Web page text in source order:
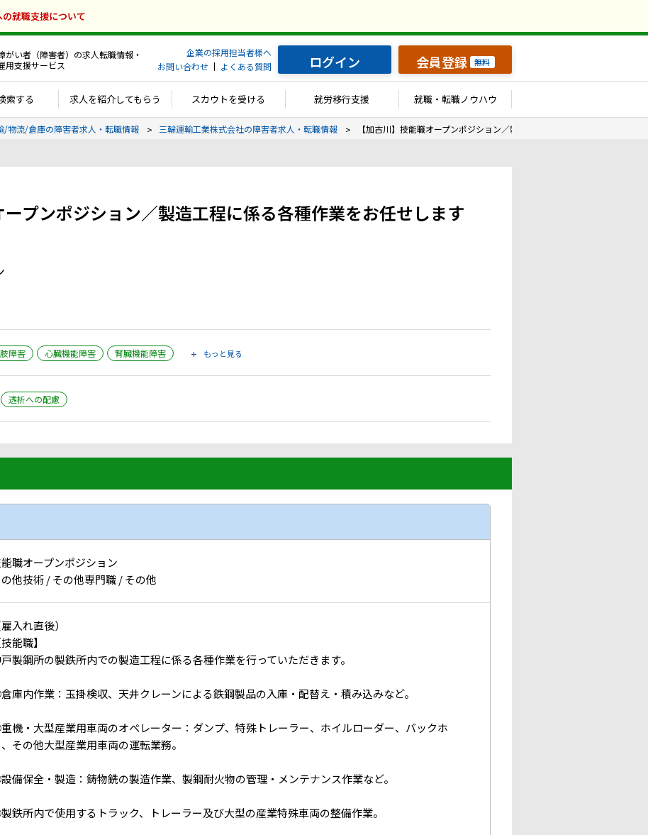
の就職支援について
がい者（障害者）の求人転職情報・
用支援サービス
企業の採用担当者様へ
お問い合わせ
よくある質問 ログイン 会員登録 無料
索する 求人を紹介してもらう スカウトを受ける 就労移行支援 就職・転職ノウハウ
/物流/倉庫の障害者求人・転職情報 三輪運輸工業株式会社の障害者求人・転職情報 【加古川】技能職オープンポジション／製造工程に係る各種作業をお任せ
ープンポジション／製造工程に係る各種作業をお任せします
肢障害 心臓機能障害 腎臓機能障害 もっと見る
透析への配慮
職オープンポジション
他技術 / その他専門職 / その他
雇入れ直後）
技能職】
製鋼所の製鉄所内での製造工程に係る各種作業を行っていただきます。
庫内作業：玉掛検収、天井クレーンによる鉄鋼製品の入庫・配替え・積み込みなど。
機・大型産業用車両のオぺレーター：ダンプ、特殊トレーラー、ホイルローダー、バックホ
その他大型産業用車両の運転業務。
備保全・製造：鋳物銑の製造作業、製鋼耐火物の管理・メンテナンス作業など。
鉄所内で使用するトラック、トレーラー及び大型の産業特殊車両の整備作業。